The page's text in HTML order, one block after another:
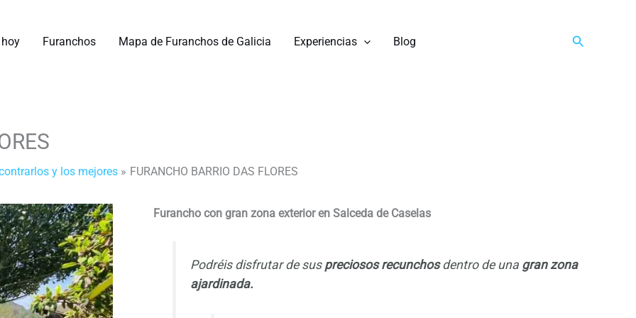
Furanchos Mapa de Furanchos de Galicia Experiencias Blog Buscar
y los mejores FURANCHO BARRIO DAS FLORES
Furancho con gran zona exterior en Salceda de Caselas
Podréis disfrutar de sus preciosos recunchosdentro de una gran zona
ajardinada.